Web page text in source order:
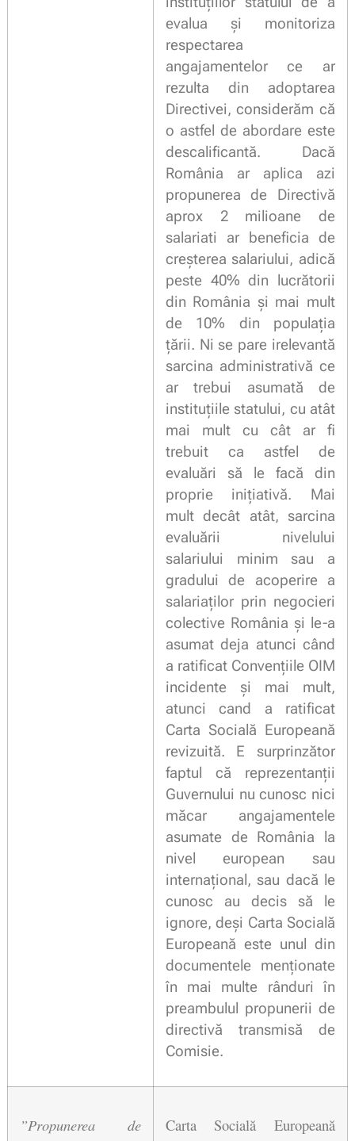
evalua și monitoriza
respectarea
angajamentelor ce ar
rezulta din adoptarea
Directivei, considerăm că
o astfel de abordare este
descalificantă. Dacă
România ar aplica azi
propunerea de Directivă
aprox 2 milioane de
salariati ar beneficia de
creșterea salariului, adică
peste 40% din lucrătorii
din România și mai mult
de 10% din populația
țării. Ni se pare irelevantă
sarcina administrativă ce
ar trebui asumată de
instituțiile statului, cu atât
mai mult cu cât ar fi
trebuit ca astfel de
evaluări să le facă din
proprie inițiativă. Mai
mult decât atât, sarcina
evaluării nivelului
salariului minim sau a
gradului de acoperire a
salariaților prin negocieri
colective România și le-a
asumat deja atunci când
a ratificat Convențiile OIM
incidente și mai mult,
atunci cand a ratificat
Carta Socială Europeană
revizuită. E surprinzător
faptul că reprezentanții
Guvernului nu cunosc nici
măcar angajamentele
asumate de România la
nivel european sau
internațional, sau dacă le
cunosc au decis să le
ignore, deși Carta Socială
Europeană este unul din
documentele menționate
în mai multe rânduri în
preambulul propunerii de
directivă transmisă de
Comisie.
”Propunerea de
Carta Socială Europeană